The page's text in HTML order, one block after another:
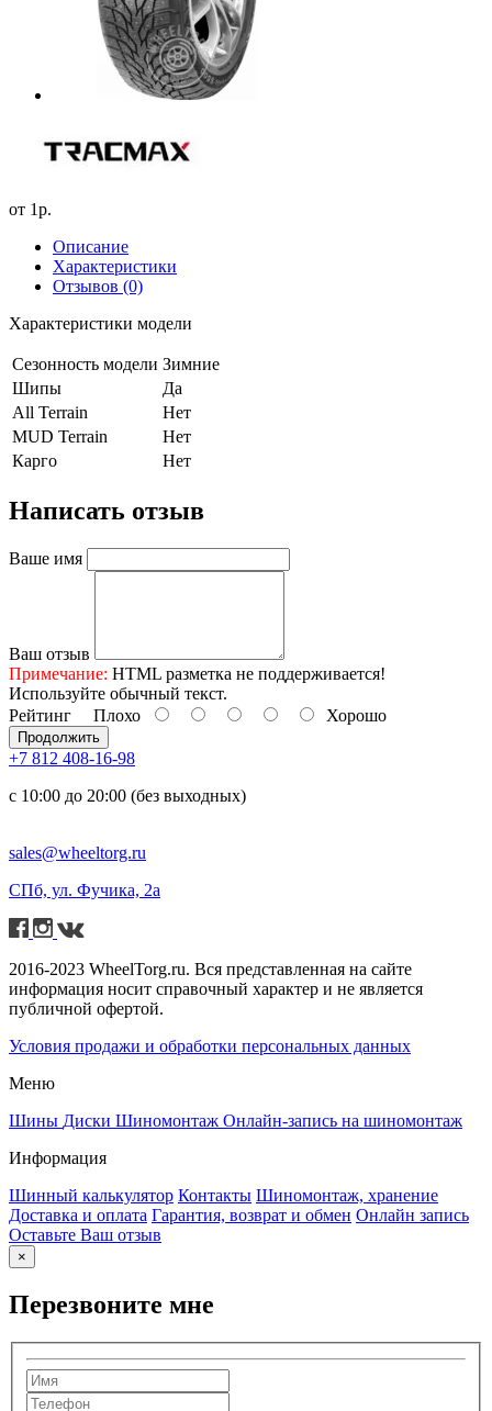
от 1р.
Описание
Характеристики
Отзывов (0)
Характеристики модели
Сезонность модели Зимние
Шипы
Да
All Terrain
Нет
MUD Terrain
Нет
Карго
Нет
Написать отзыв
Ваше имя
Ваш отзыв
Примечание: HTML разметка не поддерживается!
Используйте обычный текст.
Рейтинг Плохо Хорошо
Продолжить
+7 812 408-16-98
с 10:00 до 20:00 (без выходных)
sales@wheeltorg.ru
СПб, ул. Фучика, 2а
2016-2023 WheelTorg.ru. Вся представленная на сайте
информация носит справочный характер и не является
публичной офертой.
Условия продажи и обработки персональных данных
Меню
Шины Диски Шиномонтаж Онлайн-запись на шиномонтаж
Информация
Шинный калькулятор Контакты Шиномонтаж, хранение
Доставка и оплата Гарантия, возврат и обмен Онлайн запись
Оставьте Ваш отзыв
×
Перезвоните мне